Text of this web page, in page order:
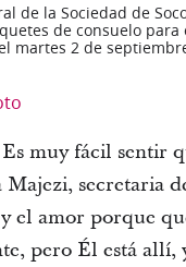
de la Sociedad de
de consuelo
martes 2 de
muy fácil sentir
secretaria
el amor porque
pero Él está allí,